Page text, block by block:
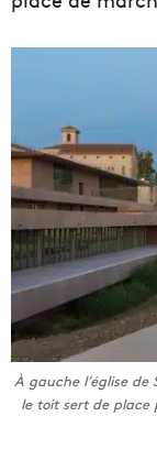
À gauche l’église
le toit sert de place